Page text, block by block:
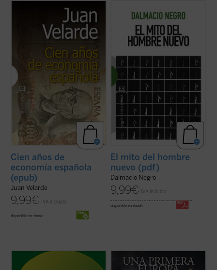
Premio de Ensayo y Humanidades 2010
Desde un prestigio único entre nuestros
economistas, y con la garantía de más de
medio siglo de trabajo, Juan Velarde
sintetiza todo el siglo XX (y algo más) de
Cien años de
economía española
(epub)
Juan Velarde
9,99€ IVA incluido
disponible en ebook:
más originales y profundos de la filosofía
política en español, nos ofrece en El mito
del hombre nuevo
un cuidadoso examen de
los principales antecedentes,
concepciones y tendencias relacionados ...
(ver ficha)
El mito del hombre
nuevo (pdf)
Dalmacio Negro
9,99€ IVA incluido
disponible en ebook:
Filósofo, escritor y gran promotor de
instituciones culturales, Eugenio d'Ors es
«Los siglos IV y V constituyen la época
más apasionante para la Historia de